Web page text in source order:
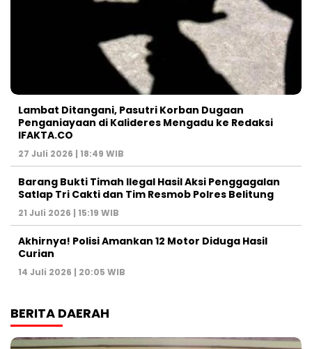
Lambat Ditangani, Pasutri Korban Dugaan
Penganiayaan di Kalideres Mengadu ke Redaksi
IFAKTA.CO
27 Juli 2026 | 18:49 WIB
Barang Bukti Timah Ilegal Hasil Aksi Penggagalan
Satlap Tri Cakti dan Tim Resmob Polres Belitung
21 Juli 2026 | 15:19 WIB
Akhirnya! Polisi Amankan 12 Motor Diduga Hasil
Curian
14 Juli 2026 | 20:05 WIB
BERITA DAERAH